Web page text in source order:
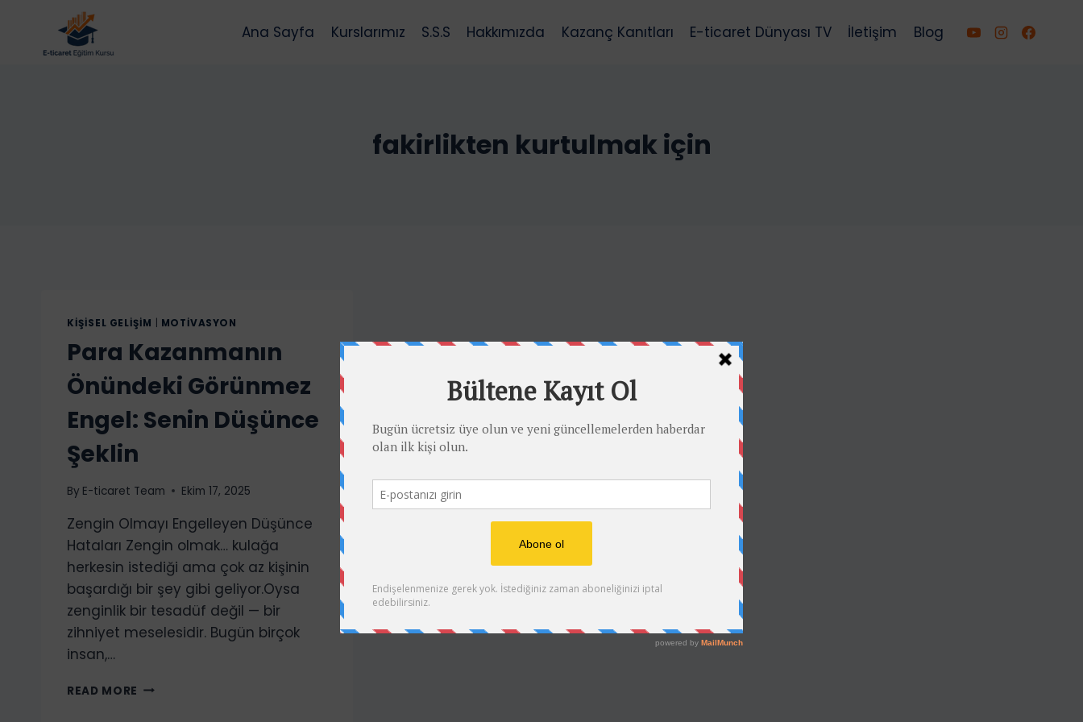
content
Ana Sayfa Kurslarımız S.S.S Hakkımızda Kazanç Kanıtları E-ticaret Dünyası TV İletişim Blog
fakirlikten kurtulmak için
KIŞISEL GELIŞIM MOTIVASYON
Para Kazanmanın
Önündeki Görünmez
Engel: Senin Düşünce
Şeklin
By E-ticaret Team Ekim 17, 2025
Zengin Olmayı Engelleyen Düşünce
Hataları Zengin olmak… kulağa
herkesin istediği ama çok az kişinin
başardığı bir şey gibi geliyor.Oysa
zenginlik bir tesadüf değil — bir
zihniyet meselesidir. Bugün birçok
insan,…
READ MORE PARA